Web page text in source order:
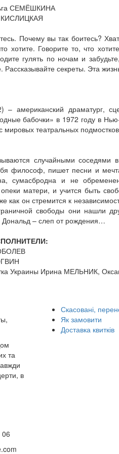
СЕМЁШКИНА
КИСЛИЦКАЯ
Почему вы так боитесь?
хотите. Говорите то, что
гулять по ночам и
Рассказывайте секреты. Эта
– американский драматург,
бабочки» в 1972 году в
мировых театральных
случайными соседями
философ, пишет песни и
сумасбродна и не
матери, и учится быть
как он стремится к
свободы они нашли
– слеп от рождения…
Украины Ирина МЕЛЬНИК,
та
в
Скасовані,
Як замовити
Доставка квитків